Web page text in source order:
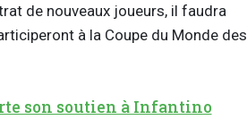
de nouveaux joueurs, il faudra
à la Coupe du Monde des
son soutien à Infantino